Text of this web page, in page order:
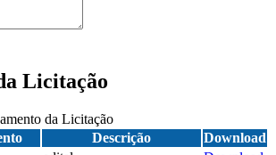
Licitação
da Licitação
Descrição
Download